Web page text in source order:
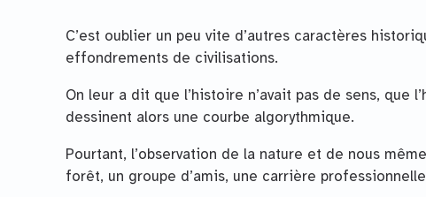
C’est oublier un peu vite d’autres caractères
effondrements de civilisations.
On leur a dit que l’histoire n’avait pas de sens, que
dessinent alors une courbe algorythmique.
Pourtant, l’observation de la nature et de nous
forêt, un groupe d’amis, une carrière